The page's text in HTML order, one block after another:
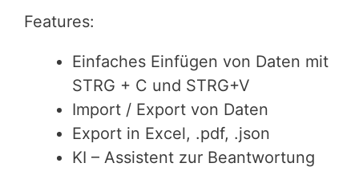
Features:
Einfaches Einfügen von Daten mit
STRG + C und STRG+V
Import / Export von Daten
Export in Excel, .pdf, .json
KI – Assistent zur Beantwortung